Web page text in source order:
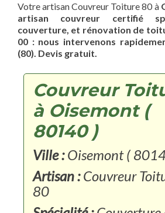
Votre artisan Couvreur Toiture 80 à
artisan couvreur certifié
couverture, et rénovation de
00 : nous intervenons
(80). Devis gratuit.
Couvreur
à Oisemont (
80140 )
Ville :Oisemont (
Artisan :Couvreur
80